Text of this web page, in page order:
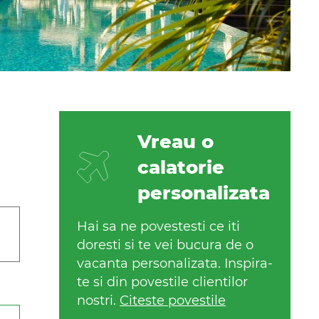
Vreau o
calatorie
personalizata
Hai sa ne povestesti ce iti
doresti si te vei bucura de o
vacanta personalizata. Inspira-
te si din povestile clientilor
nostri. Citeste povestile